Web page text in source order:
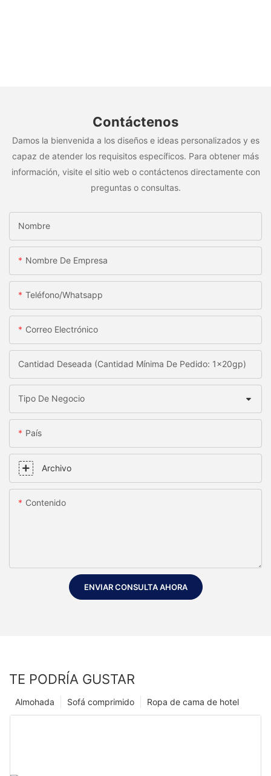
Contáctenos
Damos la bienvenida a los diseños e ideas personalizados y es
capaz de atender los requisitos específicos. Para obtener más
información, visite el sitio web o contáctenos directamente con
preguntas o consultas.
Nombre
Nombre De Empresa
Teléfono/whatsapp
Correo Electrónico
Cantidad Deseada (Cantidad Mínima De Pedido: 1x20gp)
Tipo De Negocio
País
Archivo
Contenido
ENVIAR CONSULTA AHORA
TE PODRÍA GUSTAR
Ropa de cama de hotel
Sofá comprimido
Almohada